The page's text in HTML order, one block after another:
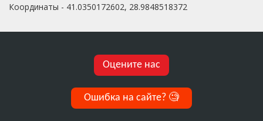
Координаты - 41.0350172602, 28.9848518372
Оцените нас
Ошибка на сайте? 🧐